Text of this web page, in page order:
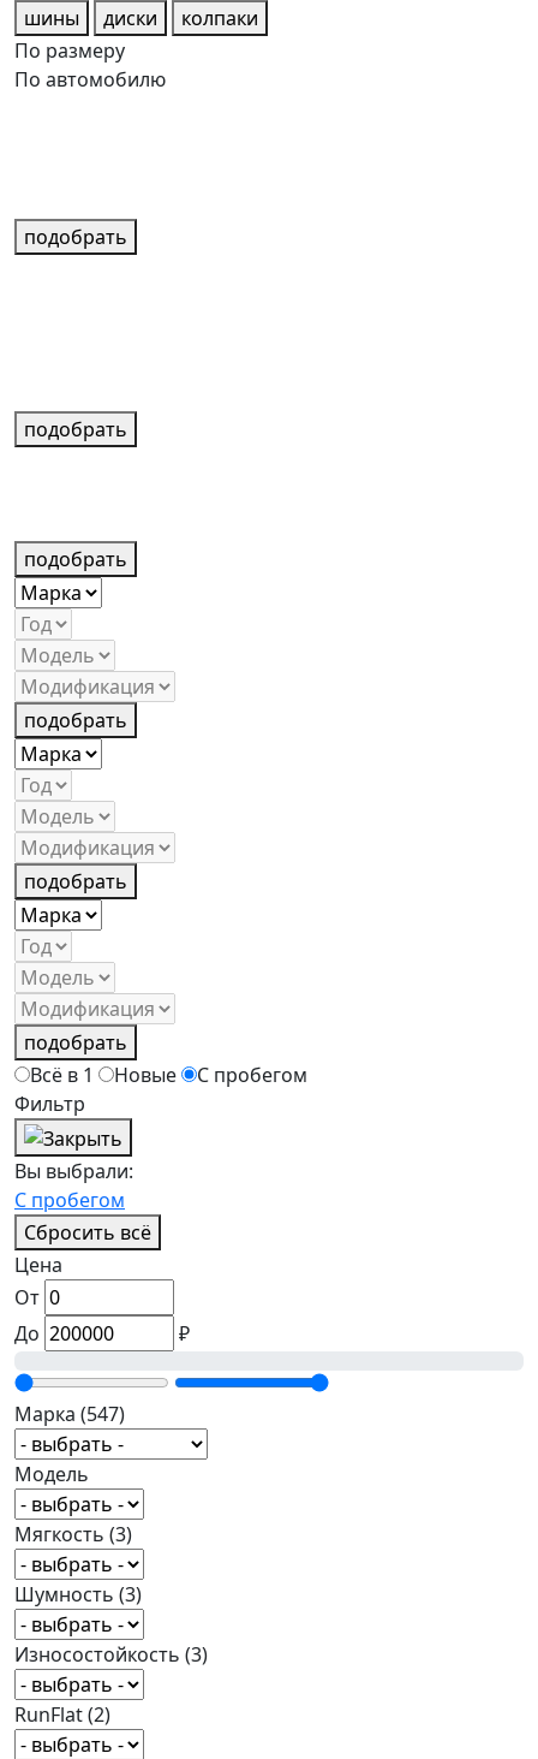
шины
диски
колпаки
По размеру
По автомобилю
подобрать
подобрать
подобрать
подобрать
подобрать
подобрать
Всё в 1
Новые
С пробегом
Фильтр
Вы выбрали:
С пробегом
Сбросить всё
Цена
От
До
₽
Марка (547)
Модель
Мягкость (3)
Шумность (3)
Износостойкость (3)
RunFlat(2)